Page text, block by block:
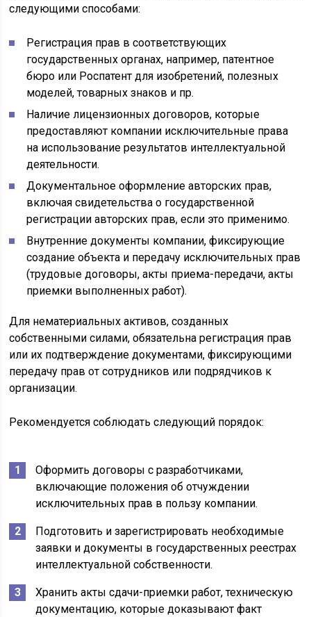
следующими способами:
Регистрация прав в соответствующих
государственных органах, например, патентное
бюро или Роспатент для изобретений, полезных
моделей, товарных знаков и пр.
Наличие лицензионных договоров, которые
предоставляют компании исключительные права
на использование результатов интеллектуальной
деятельности.
Документальное оформление авторских прав,
включая свидетельства о государственной
регистрации авторских прав, если это применимо.
Внутренние документы компании, фиксирующие
создание объекта и передачу исключительных прав
(трудовые договоры, акты приема-передачи, акты
приемки выполненных работ).
Для нематериальных активов, созданных
собственными силами, обязательна регистрация прав
или их подтверждение документами, фиксирующими
передачу прав от сотрудников или подрядчиков к
организации.
Рекомендуется соблюдать следующий порядок:
Оформить договоры с разработчиками,
включающие положения об отчуждении
исключительных прав в пользу компании.
Подготовить и зарегистрировать необходимые
заявки и документы в государственных реестрах
интеллектуальной собственности.
Хранить акты сдачи-приемки работ, техническую
документацию, которые доказывают факт